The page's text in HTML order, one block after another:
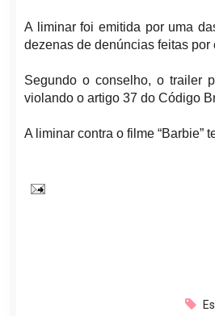
A liminar foi emitida por uma
dezenas de denúncias feitas por
Segundo o conselho, o trailer
violando o artigo 37 do Código
A liminar contra o filme “Barbie”